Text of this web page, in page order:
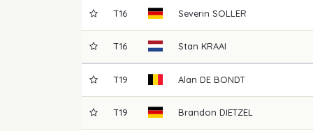
T16 Severin SOLLER
T16 Stan KRAAI
T19 Alan DE BONDT
T19 Brandon DIETZEL